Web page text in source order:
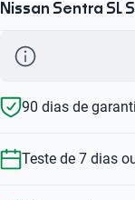
Nissan Sentra SL
90 dias de
Teste de 7 dias